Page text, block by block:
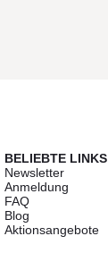
BELIEBTE LINKS
Newsletter
Anmeldung
FAQ
Blog
Aktionsangebote